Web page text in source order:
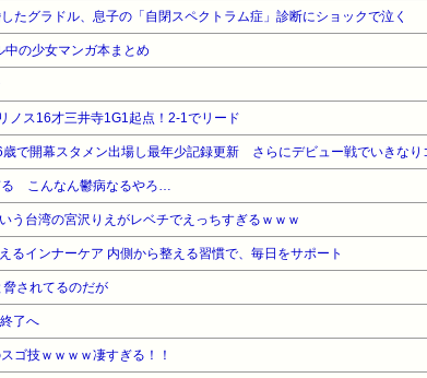
たグラドル、息子の「自閉スペクトラム症」診断にショックで泣く
中の少女マンガ本まとめ
ス16才三井寺1G1起点！2-1でリード
る こんなん鬱病なるやろ…
う台湾の宮沢りえがレベチでえっちすぎるｗｗｗ
るインナーケア 内側から整える習慣で、毎日をサポート
されてるのだが
了へ
ゴ技ｗｗｗｗ凄すぎる！！